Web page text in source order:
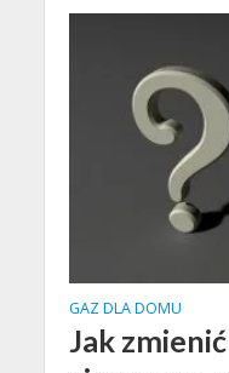
GAZ DLA DOMU
Jak